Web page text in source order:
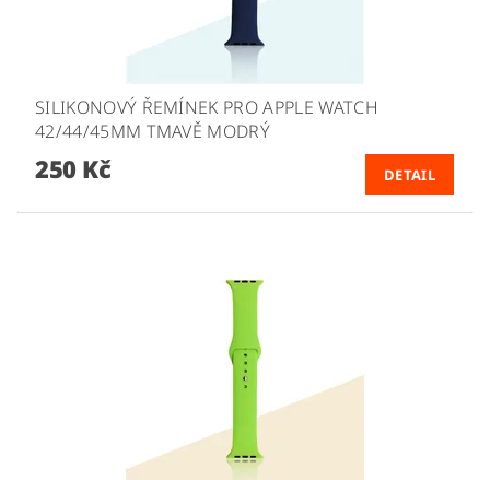
SILIKONOVÝ ŘEMÍNEK PRO APPLE WATCH
42/44/45MM TMAVĚ MODRÝ
250 Kč DETAIL